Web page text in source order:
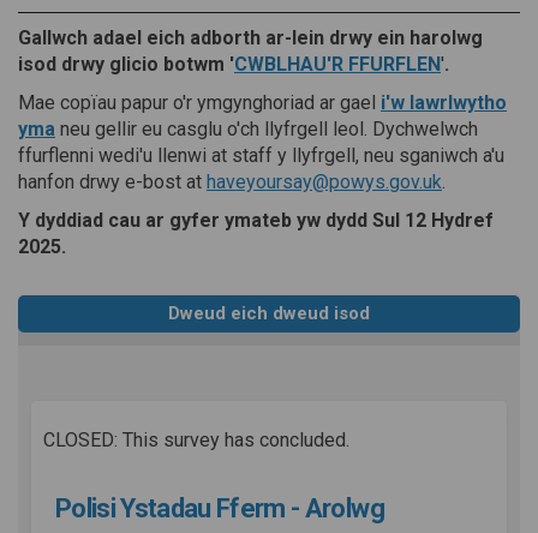
Gallwch adael eich adborth ar-lein drwy ein harolwg
isod drwy glicio botwm 'CWBLHAU'R FFURFLEN'.
Mae copïau papur o'r ymgynghoriad ar gael i'w lawrlwytho
yma neu gellir eu casglu o'ch llyfrgell leol. Dychwelwch
ffurflenni wedi'u llenwi at staff y llyfrgell, neu sganiwch a'u
hanfon drwy e-bost at haveyoursay@powys.gov.uk.
Y dyddiad cau ar gyfer ymateb yw dydd Sul 12 Hydref
2025.
Dweud eich dweud isod
CLOSED: This survey has concluded.
Polisi Ystadau Fferm - Arolwg